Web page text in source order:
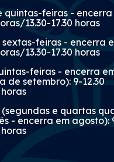
quintas-feiras - encerra
13.30-17.30 horas
feiras - encerra
13.30-17.30 horas
feiras - encerra
de setembro): 9-12.30
e quartas
- encerra em agosto):